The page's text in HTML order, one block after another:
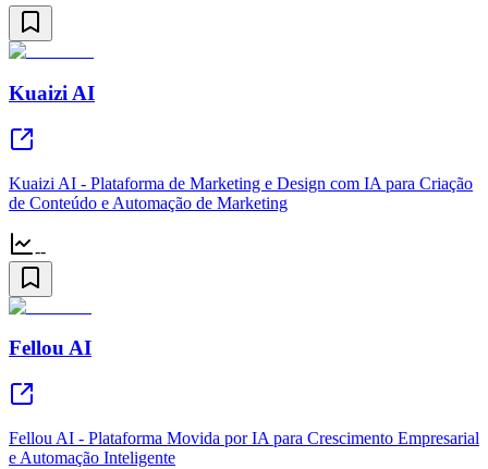
Kuaizi AI
Kuaizi AI - Plataforma de Marketing e Design com IA para Criação
de Conteúdo e Automação de Marketing
--
Fellou AI
Fellou AI - Plataforma Movida por IA para Crescimento Empresarial
e Automação Inteligente